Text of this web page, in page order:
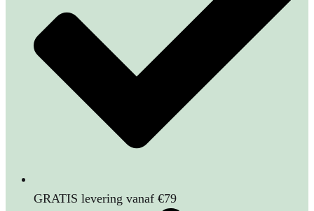
GRATIS levering vanaf €79